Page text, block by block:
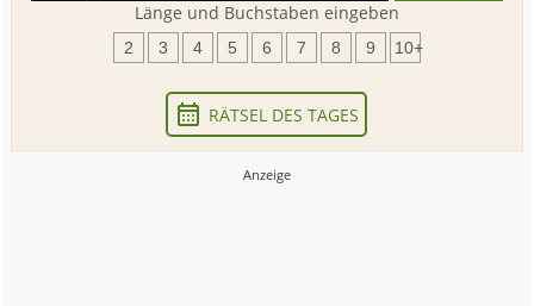
Länge und Buchstaben eingeben
2 3 4 5 6 7 8 9 10+
RÄTSEL DES TAGES